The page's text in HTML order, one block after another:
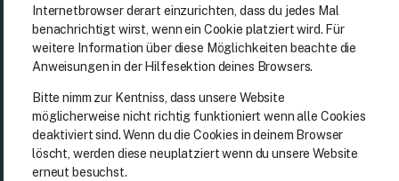
Internetbrowser derart einzurichten, dass du jedes Mal
benachrichtigt wirst, wenn ein Cookie platziert wird. Für
weitere Information über diese Möglichkeiten beachte die
Anweisungen in der Hilfesektion deines Browsers.
Bitte nimm zur Kentniss, dass unsere Website
möglicherweise nicht richtig funktioniert wenn alle Cookies
deaktiviert sind. Wenn du die Cookies in deinem Browser
löscht, werden diese neuplatziert wenn du unsere Website
erneut besuchst.